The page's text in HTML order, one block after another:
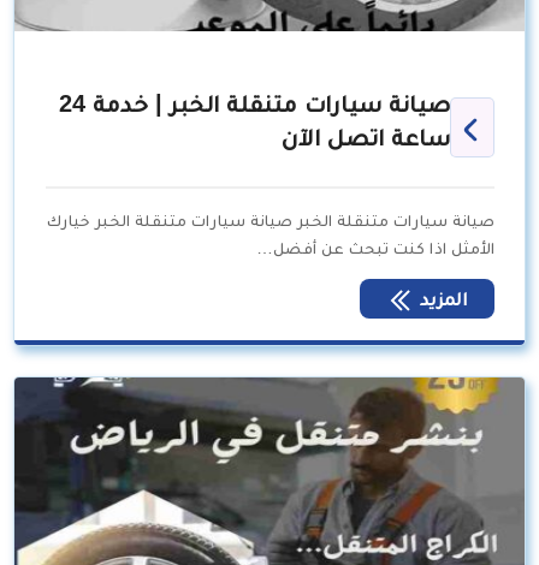
صيانة سيارات متنقلة الخبر | خدمة 24
ساعة اتصل الآن
صيانة سيارات متنقلة الخبر صيانة سيارات متنقلة الخبر خيارك
الأمثل اذا كنت تبحث عن أفضل…
المزيد